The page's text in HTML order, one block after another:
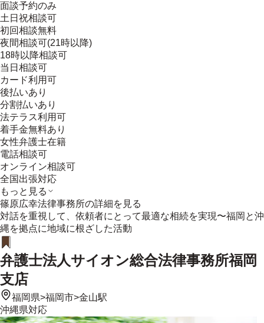
面談予約のみ
土日祝相談可
初回相談無料
夜間相談可(21時以降)
18時以降相談可
当日相談可
カード利用可
後払いあり
分割払いあり
法テラス利用可
着手金無料あり
女性弁護士在籍
電話相談可
オンライン相談可
全国出張対応
もっと見る
篠原広幸法律事務所の詳細を見る
対話を重視して、依頼者にとって最適な相続を実現〜福岡と沖
縄を拠点に地域に根ざした活動
弁護士法人サイオン総合法律事務所福岡
支店
福岡県>福岡市>金山駅
沖縄県対応